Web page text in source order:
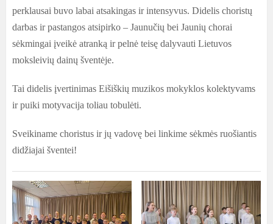
perklausai buvo labai atsakingas ir intensyvus. Didelis choristų
darbas ir pastangos atsipirko – Jaunučių bei Jaunių chorai
sėkmingai įveikė atranką ir pelnė teisę dalyvauti Lietuvos
moksleivių dainų šventėje.
Tai didelis įvertinimas Eišiškių muzikos mokyklos kolektyvams
ir puiki motyvacija toliau tobulėti.
Sveikiname choristus ir jų vadovę bei linkime sėkmės ruošiantis
didžiajai šventei!